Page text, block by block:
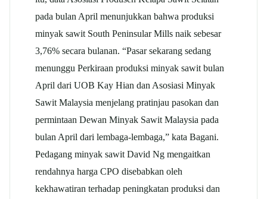
pada bulan April menunjukkan bahwa produksi
minyak sawit South Peninsular Mills naik sebesar
3,76% secara bulanan. “Pasar sekarang sedang
menunggu Perkiraan produksi minyak sawit bulan
April dari UOB Kay Hian dan Asosiasi Minyak
Sawit Malaysia menjelang pratinjau pasokan dan
permintaan Dewan Minyak Sawit Malaysia pada
bulan April dari lembaga-lembaga,” kata Bagani.
Pedagang minyak sawit David Ng mengaitkan
rendahnya harga CPO disebabkan oleh
kekhawatiran terhadap peningkatan produksi dan